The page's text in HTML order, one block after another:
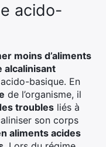
acido-
moins d’aliments
alcalinisant
basique. En
de l’organisme, il
troubles liés à
son corps
aliments acides